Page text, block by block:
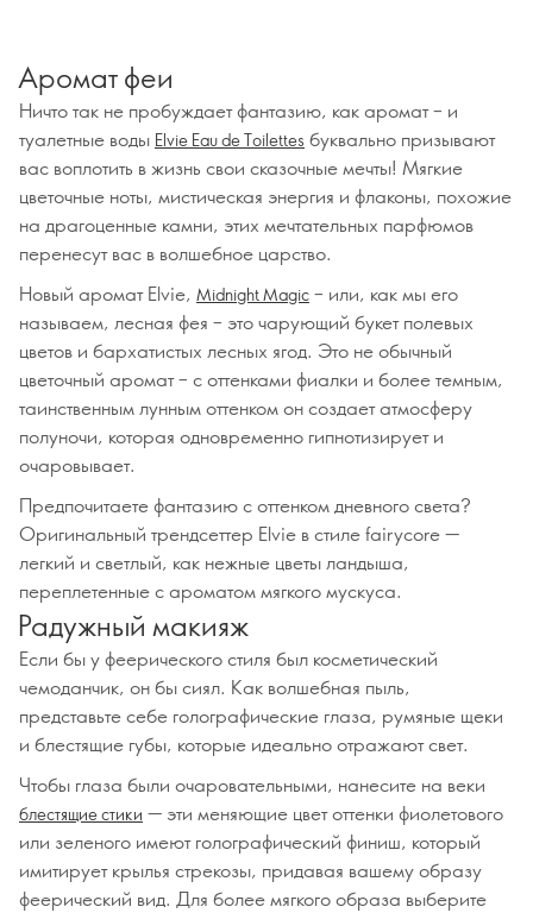
Аромат феи
Ничто так не пробуждает фантазию, как аромат – и
туалетные воды Elvie Eau de Toilettes буквально призывают
вас воплотить в жизнь свои сказочные мечты! Мягкие
цветочные ноты, мистическая энергия и флаконы, похожие
на драгоценные камни, этих мечтательных парфюмов
перенесут вас в волшебное царство.
Новый аромат Elvie, Midnight Magic – или, как мы его
называем, лесная фея – это чарующий букет полевых
цветов и бархатистых лесных ягод. Это не обычный
цветочный аромат – с оттенками фиалки и более темным,
таинственным лунным оттенком он создает атмосферу
полуночи, которая одновременно гипнотизирует и
очаровывает.
Предпочитаете фантазию с оттенком дневного света?
Оригинальный трендсеттер Elvie в стиле fairycore —
легкий и светлый, как нежные цветы ландыша,
переплетенные с ароматом мягкого мускуса.
Радужный макияж
Если бы у феерического стиля был косметический
чемоданчик, он бы сиял. Как волшебная пыль,
представьте себе голографические глаза, румяные щеки
и блестящие губы, которые идеально отражают свет.
Чтобы глаза были очаровательными, нанесите на веки
блестящие стики — эти меняющие цвет оттенки фиолетового
или зеленого имеют голографический финиш, который
имитирует крылья стрекозы, придавая вашему образу
феерический вид. Для более мягкого образа выберите